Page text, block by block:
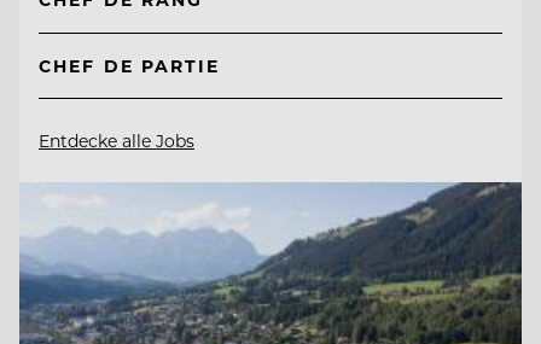
CHEF DE PARTIE
Entdecke alle Jobs